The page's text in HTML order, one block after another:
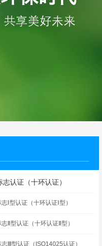
认证（十环认证）
Ⅰ型认证（十环认证Ⅰ型）
Ⅱ型认证（十环认证Ⅱ型）
Ⅲ型认证（ISO14025认证）